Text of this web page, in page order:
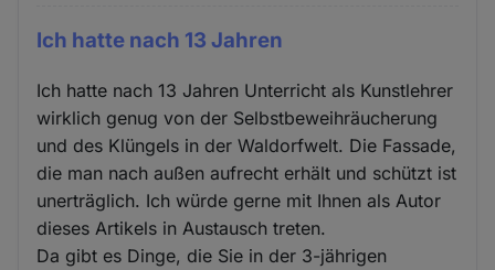
Ich hatte nach 13 Jahren
Ich hatte nach 13 Jahren Unterricht als Kunstlehrer
wirklich genug von der Selbstbeweihräucherung
und des Klüngels in der Waldorfwelt. Die Fassade,
die man nach außen aufrecht erhält und schützt ist
unerträglich. Ich würde gerne mit Ihnen als Autor
dieses Artikels in Austausch treten.
Da gibt es Dinge, die Sie in der 3-jährigen